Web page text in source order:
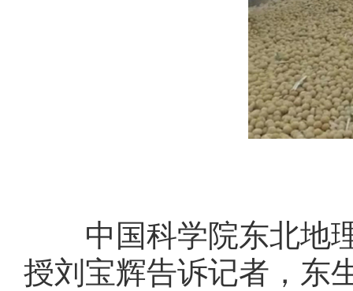
中国科学院东北地理
授刘宝辉告诉记者，东